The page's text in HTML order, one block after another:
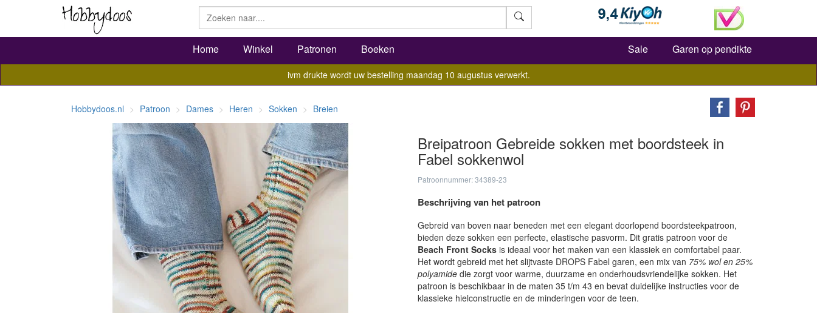
Zoeken
Home Winkel Patronen Boeken Sale Garen op pendikte
ivm drukte wordt uw bestelling maandag 10 augustus verwerkt.
Hobbydoos.nl Patroon Dames Heren Sokken Breien
Breipatroon Gebreide sokken met boordsteek in
Fabel sokkenwol
Patroonnummer: 34389-23
Beschrijving van het patroon
Gebreid van boven naar beneden met een elegant doorlopend boordsteekpatroon,
bieden deze sokken een perfecte, elastische pasvorm. Dit gratis patroon voor de
Beach Front Socks is ideaal voor het maken van een klassiek en comfortabel paar.
Het wordt gebreid met het slijtvaste DROPS Fabel garen, een mix van 75% wol en 25%
polyamide die zorgt voor warme, duurzame en onderhoudsvriendelijke sokken. Het
patroon is beschikbaar in de maten 35 t/m 43 en bevat duidelijke instructies voor de
klassieke hielconstructie en de minderingen voor de teen.